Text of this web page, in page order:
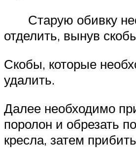
Старую обивку
отделить, вынув
Скобы, которые
удалить.
Далее необходимо
поролон и обрезать
кресла, затем